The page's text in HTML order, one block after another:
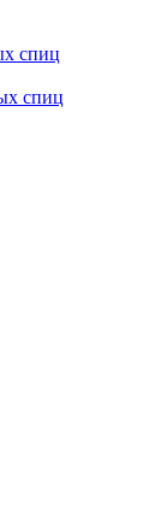
спиц
спиц